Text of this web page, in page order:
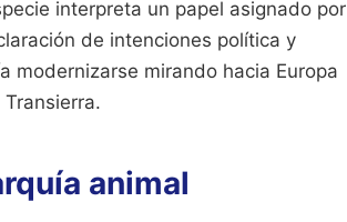
interpreta un papel asignado por
de intenciones política y
modernizarse mirando hacia Europa
animal